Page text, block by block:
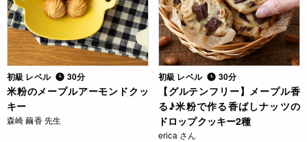
初級 レベル 30分
米粉のメープルアーモンドクッ
キー
森崎 繭香 先生
初級 レベル 30分
【グルテンフリー】メープル香
る♪米粉で作る香ばしナッツの
ドロップクッキー2種
erica さん